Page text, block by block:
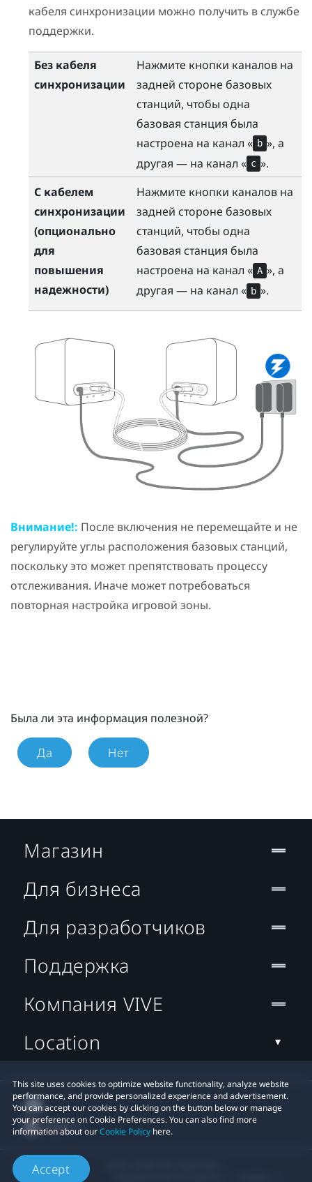
кабеля синхронизации можно получить в службе
поддержки.
Без кабеля
синхронизации
Нажмите кнопки каналов на
задней стороне базовых
станций, чтобы одна
базовая станция была
настроена на канал « b », а
другая — на канал « c ».
С кабелем
синхронизации
(опционально
для
повышения
надежности)
Нажмите кнопки каналов на
задней стороне базовых
станций, чтобы одна
базовая станция была
настроена на канал « A », а
другая — на канал « b ».
Внимание!: После включения не перемещайте и не
регулируйте углы расположения базовых станций,
поскольку это может препятствовать процессу
отслеживания. Иначе может потребоваться
повторная настройка игровой зоны.
Была ли эта информация полезной?
Да Нет
This site uses cookies to optimize website functionality, analyze website
performance, and provide personalized experience and advertisement.
You can accept our cookies by clicking on the button below or manage
your preference on Cookie Preferences. You can also find more
information about ourCookie Policy here.
Accept
Магазин
Для бизнеса
Для разработчиков
Поддержка
Компания VIVE
Location